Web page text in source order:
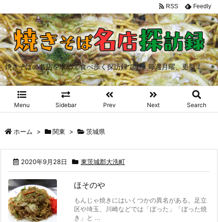
焼きそばの名店を求めて食べ歩く探訪録です。毎週月曜、更新！
Menu Sidebar Prev Next Search
RSS Feedly
ホーム > 関東 > 茨城県
2020年9月28日 東茨城郡大洗町
ほそのや
もんじゃ焼きにはいくつかの異名がある。足立
区や埼玉、川崎などでは「ぼった」「ぼった焼
き」と ...